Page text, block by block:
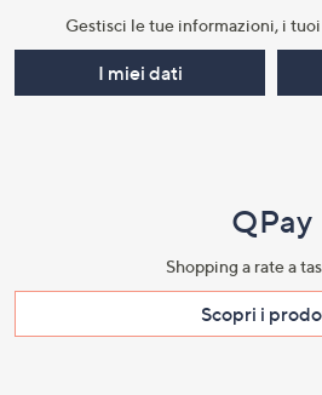
Gestisci le tue informazioni, i
I miei dati
QPay
Shopping a rate a
Scopri i